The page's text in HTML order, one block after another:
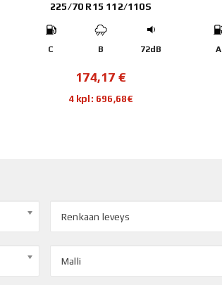
225/70 R15 112/110S
C B 72dB
174,17 €
4 kpl: 696,68€
A
Renkaan leveys
Malli